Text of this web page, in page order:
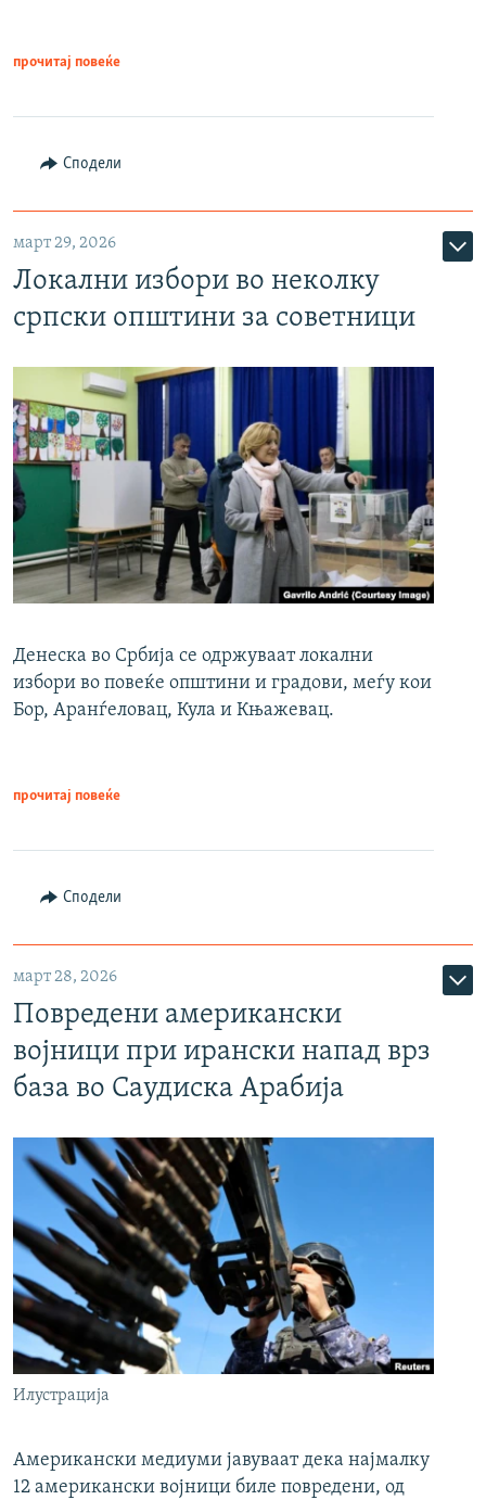
прочитај повеќе
Сподели
март 29, 2026
Локални избори во неколку
српски општини за советници
Денеска во Србија се одржуваат локални
избори во повеќе општини и градови, меѓу кои
Бор, Аранѓеловац, Кула и Књажевац.
прочитај повеќе
Сподели
март 28, 2026
Повредени американски
војници при ирански напад врз
база во Саудиска Арабија
Илустрација
Американски медиуми јавуваат дека најмалку
12 американски војници биле повредени, од